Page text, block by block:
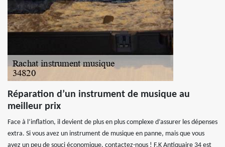
Réparation d’un instrument de musique au
meilleur prix
Face à l’inflation, il devient de plus en plus complexe d’assurer les dépenses
extra. Si vous avez un instrument de musique en panne, mais que vous
avez un peu de souci économique, contactez-nous ! F.K Antiquaire 34 est